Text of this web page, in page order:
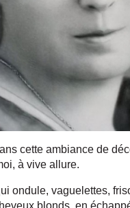
cette ambiance de
à vive allure.
ondule, vaguelettes,
blonds, en